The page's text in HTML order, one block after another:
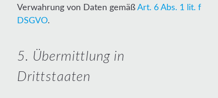
Verwahrung von Daten gemäß Art. 6 Abs. 1 lit. f
DSGVO.
5. Übermittlung in
Drittstaaten